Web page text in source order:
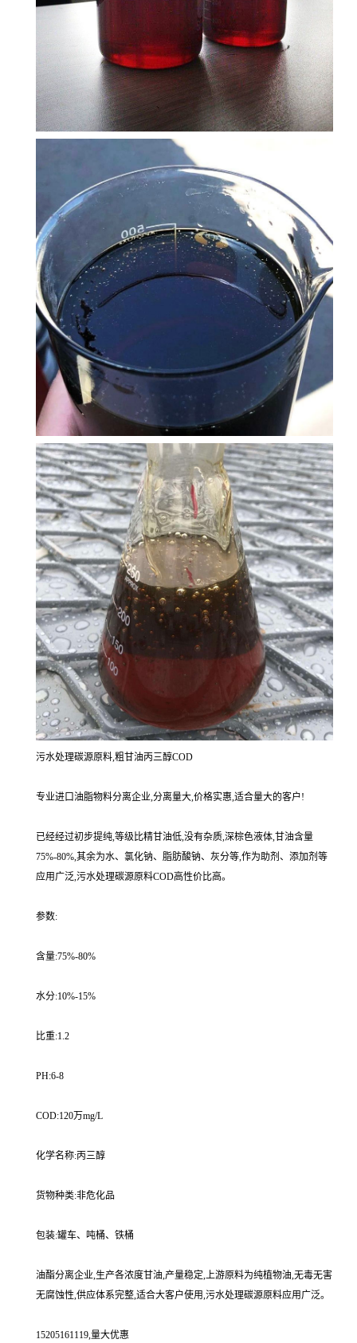
污水处理碳源原料,粗甘油丙三醇COD
专业进口油脂物料分离企业,分离量大,价格实惠,适合量大的客户!
已经经过初步提纯,等级比精甘油低,没有杂质,深棕色液体,甘油含量
75%-80%,其余为水、氯化钠、脂肪酸钠、灰分等,作为助剂、添加剂等
应用广泛,污水处理碳源原料COD高性价比高。
参数:
含量:75%-80%
水分:10%-15%
比重:1.2
PH:6-8
COD:120万mg/L
化学名称:丙三醇
货物种类:非危化品
包装:罐车、吨桶、铁桶
油酯分离企业,生产各浓度甘油,产量稳定,上游原料为纯植物油,无毒无害
无腐蚀性,供应体系完整,适合大客户使用,污水处理碳源原料应用广泛。
15205161119,量大优惠